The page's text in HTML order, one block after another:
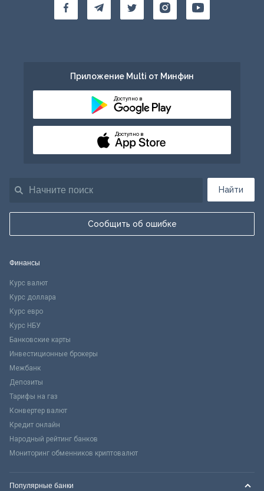
Найти
Сообщить об ошибке
Приложение Multi от Минфин
Доступно в
Доступно в
Финансы
Курс валют
Курс доллара
Курс евро
Курс НБУ
Банковские карты
Инвестиционные брокеры
Межбанк
Депозиты
Тарифы на газ
Конвертер валют
Кредит онлайн
Народный рейтинг банков
Мониторинг обменников криптовалют
Популярные банки